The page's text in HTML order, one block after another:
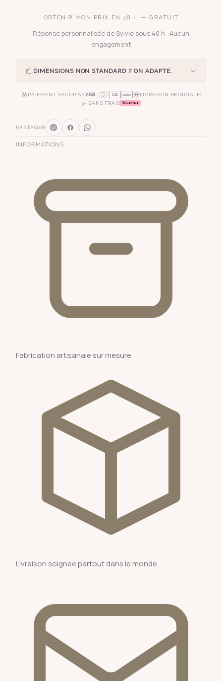
OBTENIR MON PRIX EN 48 H — GRATUIT
Réponse personnalisée de Sylvie sous 48 h · Aucun
engagement
DIMENSIONS NON STANDARD ? ON ADAPTE.
PAIEMENT SÉCURISÉ CB AMEX
LIVRAISON MONDIALE
3× SANS FRAIS klarna
PARTAGER
INFORMATIONS
Fabrication artisanale sur mesure
Livraison soignée partout dans le monde